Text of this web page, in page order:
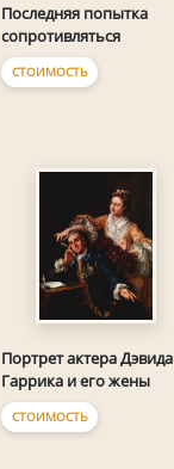
Последняя попытка
сопротивляться
СТОИМОСТЬ
Портрет актера Дэвида
Гаррика и его жены
СТОИМОСТЬ